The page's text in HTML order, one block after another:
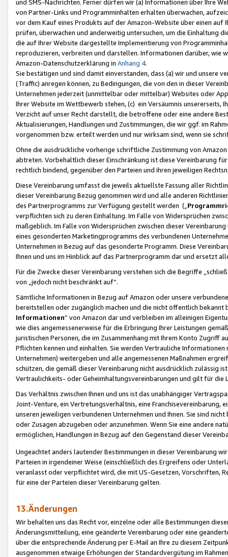
und SMS-Nachrichten. Ferner dürfen wir (a) Informationen über Ihre
von Partner-Links und Programminhalten erhalten überwachen,
vor dem Kauf eines Produkts auf der Amazon-Website über einen
prüfen, überwachen und anderweitig untersuchen, um die Einhaltung
die auf Ihrer Website dargestellte Implementierung von
reproduzieren, verbreiten und darstellen. Informationen darüber, wie
Amazon-Datenschutzerklärung in Anhang 4.
Sie bestätigen und sind damit einverstanden, dass (a) wir und
(Traffic) anregen können, zu Bedingungen, die von den in dieser
Unternehmen jederzeit (unmittelbar oder mittelbar) Websites oder
Ihrer Website im Wettbewerb stehen, (c) ein Versäumnis unsererseits,
Verzicht auf unser Recht darstellt, die betroffene oder eine andere
Aktualisierungen, Handlungen und Zustimmungen, die wir ggf. im
vorgenommen bzw. erteilt werden und nur wirksam sind, wenn sie
Ohne die ausdrückliche vorherige schriftliche Zustimmung von
abtreten. Vorbehaltlich dieser Einschränkung ist diese Vereinbarung
rechtlich bindend, gegenüber den Parteien und ihren jeweiligen
Diese Vereinbarung umfasst die jeweils aktuellste Fassung aller
dieser Vereinbarung Bezug genommen wird und alle anderen
des Partnerprogramms zur Verfügung gestellt werden („
verpflichten sich zu deren Einhaltung. Im Falle von Widersprüchen
maßgeblich. Im Falle von Widersprüchen zwischen dieser
eines gesonderten Marketingprogramms des verbundenen
Unternehmen in Bezug auf das gesonderte Programm. Diese
Ihnen und uns im Hinblick auf das Partnerprogramm dar und ersetzt
Für die Zwecke dieser Vereinbarung verstehen sich die Begriffe
von „jedoch nicht beschränkt auf“.
Sämtliche Informationen in Bezug auf Amazon oder unsere
bereitstellen oder zugänglich machen und die nicht öffentlich
Informationen“ von Amazon dar und verbleiben im alleinigen
wie dies angemessenerweise für die Erbringung Ihrer Leistungen
juristischen Personen, die im Zusammenhang mit Ihrem Konto
Pflichten kennen und einhalten. Sie werden Vertrauliche
Unternehmen) weitergeben und alle angemessenen Maßnahmen
schützen, die gemäß dieser Vereinbarung nicht ausdrücklich zulässig
Vertraulichkeits- oder Geheimhaltungsvereinbarungen und gilt für die
Das Verhältnis zwischen Ihnen und uns ist das unabhängiger
Joint-Venture, ein Vertretungsverhältnis, eine Franchisevereinbarung,
unseren jeweiligen verbundenen Unternehmen und Ihnen. Sie sind
oder Zusagen abzugeben oder anzunehmen. Wenn Sie eine andere
ermöglichen, Handlungen in Bezug auf den Gegenstand dieser
Ungeachtet anders lautender Bestimmungen in dieser Vereinbarung
Parteien in irgendeiner Weise (einschließlich des Ergreifens oder
veranlasst oder verpflichtet wird, die mit US-Gesetzen, Vorschriften,
für eine der Parteien dieser Vereinbarung gelten.
13.Änderungen
Wir behalten uns das Recht vor, einzelne oder alle Bestimmungen
Änderungsmitteilung, eine geänderte Vereinbarung oder eine
über die entsprechende Änderung per E-Mail an Ihre zu diesem
ausgenommen etwaige Erhöhungen der Standardvergütung im